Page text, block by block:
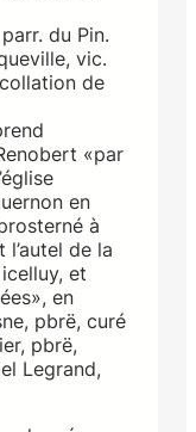
du Pin.
vic.
de
«par
en
à
de la
et
en
pbrë, curé
pbrë,
Legrand,